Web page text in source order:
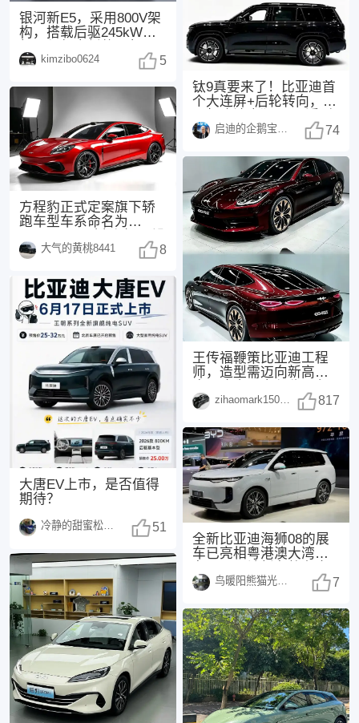
银河新E5，采用800V架
构，搭载后驱245kW电
同，配备了
kimzibo0624 5
方程豹正式定案旗下轿
跑车型车系命名为
有采用此前网传的“
大气的黄桃8441 8
大唐EV上市，是否值得
期待？
冷静的甜蜜松鼠1498 51
钛9真要来了！比亚迪首
个大连屏+后轮转向，25
汽车圈的消息
74
王传福鞭策比亚迪工程
师，造型需迈向新高
众望！传福先生曾表
zihaomark150415 817
全新比亚迪海狮08的展
车已亮相粤港澳大湾区
年正式上市，这也是
鸟暖阳熊猫光250108 7